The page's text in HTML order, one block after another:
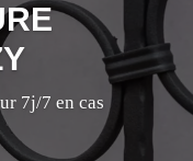
7j/7 en cas